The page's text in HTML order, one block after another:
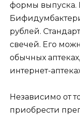
формы выпуска.
рублей.
свечей. Его
обычных
интернет-
Независимо от
приобрести